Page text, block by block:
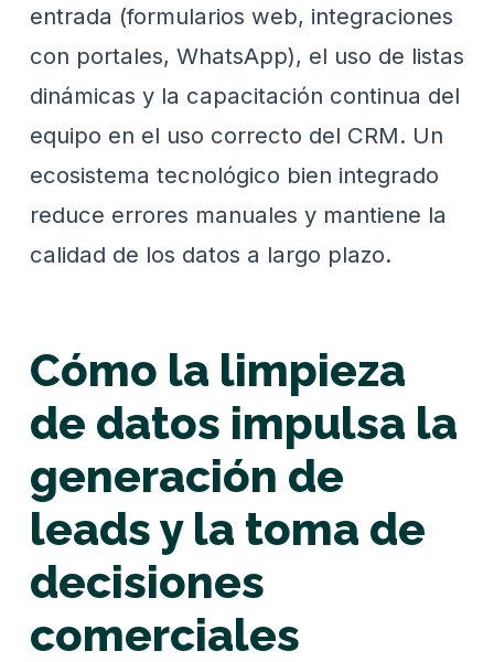
entrada (formularios web, integraciones
con portales, WhatsApp), el uso de listas
dinámicas y la capacitación continua del
equipo en el uso correcto del CRM. Un
ecosistema tecnológico bien integrado
reduce errores manuales y mantiene la
calidad de los datos a largo plazo.
Cómo la limpieza
de datos impulsa la
generación de
leads y la toma de
decisiones
comerciales